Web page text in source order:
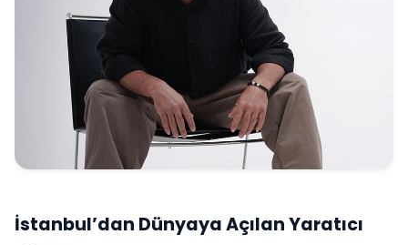
İstanbul’dan Dünyaya Açılan Yaratıcı